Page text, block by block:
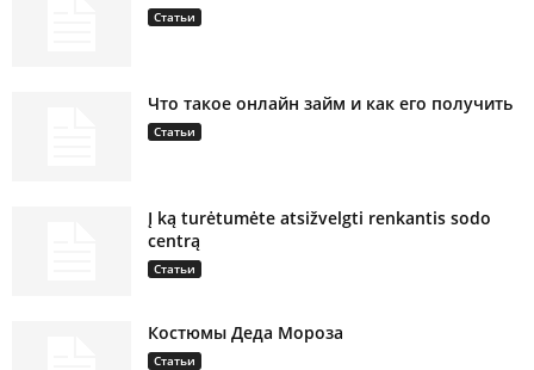
Статьи
Что такое онлайн займ и как его получить
Статьи
Į ką turėtumėte atsižvelgti renkantis sodo
centrą
Статьи
Костюмы Деда Мороза
Статьи